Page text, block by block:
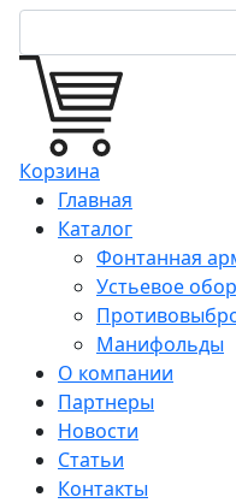
Корзина
Главная
Каталог
Фонтанная
Устьевое
Манифольды
О компании
Партнеры
Новости
Статьи
Контакты